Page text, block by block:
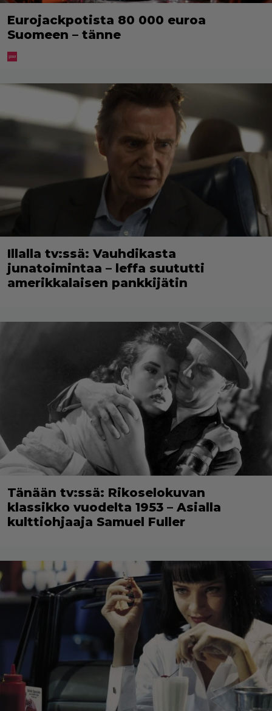
Eurojackpotista 80 000 euroa
Suomeen – tänne
Illalla tv:ssä: Vauhdikasta
junatoimintaa – leffa suututti
amerikkalaisen pankkijätin
Tänään tv:ssä: Rikoselokuvan
klassikko vuodelta 1953 – Asialla
kulttiohjaaja Samuel Fuller